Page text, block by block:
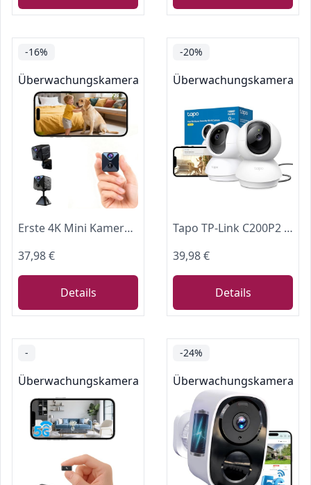
-16%
Überwachungskameras
Erste 4K Mini Kamera Komplett neu Aufgewertet Überwachungskamera Innen Akku 2,4 GHz WiFi Kamera überwachung innen mit 2800mAh Akku für lange Laufzeit,Bewegungsmelder,Nachtsicht SD/Cloud-Speicher
37,98 €
Details
-20%
Überwachungskameras
Tapo TP-Link C200P2 360° Überwachungskamera für den Innenbereich, 1080P, Nachtsicht, Bewegungserkennung, Zwei-Wege-Audio, kompatibel mit Alexa&Google Assistant, für Babys/Haustiere, 2 stück C200
39,98 €
Details
-
Überwachungskameras
-24%
Überwachungskameras